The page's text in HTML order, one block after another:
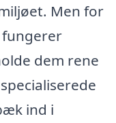
Men for
fungerer
dem rene
ind i